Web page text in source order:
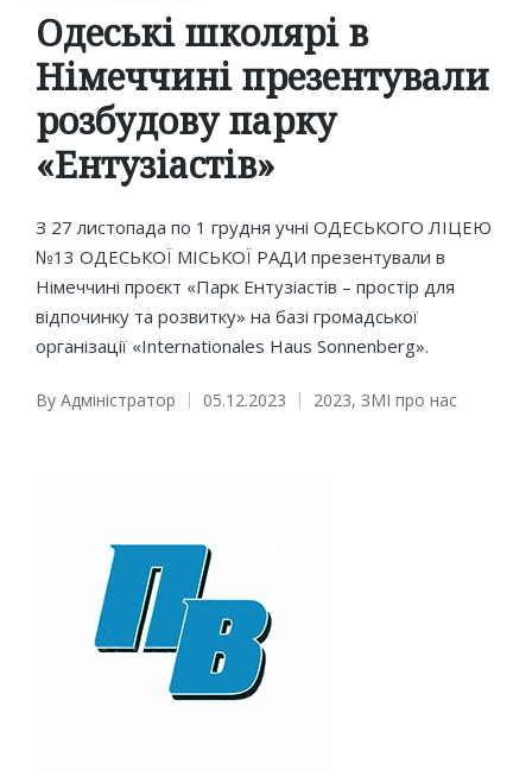
in
Одеські школярі в
Німеччині презентували
розбудову парку
«Ентузіастів»
З 27 листопада по 1 грудня учні ОДЕСЬКОГО ЛІЦЕЮ
№13 ОДЕСЬКОЇ МІСЬКОЇ РАДИ презентували в
Німеччині проєкт «Парк Ентузіастів – простір для
відпочинку та розвитку» на базі громадської
організації «Internationales Haus Sonnenberg».
Posted
By Адміністратор 05.12.2023
Posted
2023, ЗМІ про нас